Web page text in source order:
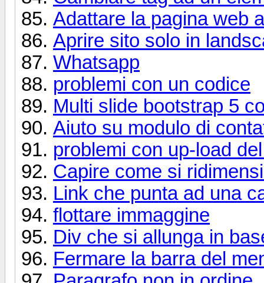
Adattare la pagina web
Aprire sito solo in
Whatsapp
problemi con un codice
Multi slide bootstrap 5
Aiuto su modulo di
problemi con up-load
Capire come si
Link che punta ad una
flottare immaggine
Div che si allunga in
Fermare la barra del